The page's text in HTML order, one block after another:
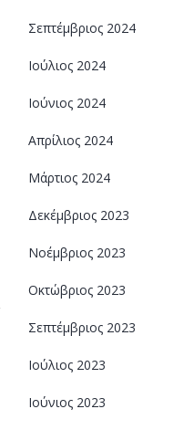
Σεπτέμβριος 2024
Ιούλιος 2024
Ιούνιος 2024
Απρίλιος 2024
Μάρτιος 2024
Δεκέμβριος 2023
Νοέμβριος 2023
Οκτώβριος 2023
Σεπτέμβριος 2023
Ιούλιος 2023
Ιούνιος 2023